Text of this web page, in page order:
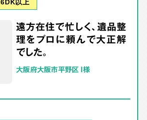
遠方在住で忙しく、遺品整
理をプロに頼んで大正解
でした。
大阪府大阪市平野区 I様